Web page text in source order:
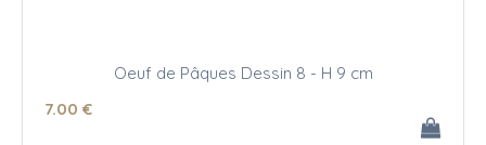
Oeuf de Pâques Dessin 8 - H 9 cm
7.00 €